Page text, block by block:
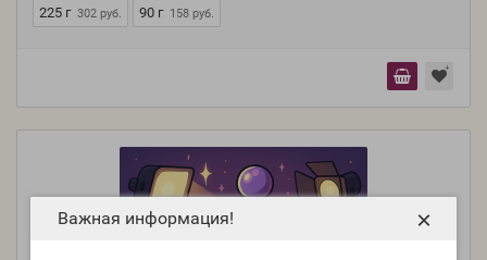
Важная информация! ×
225 г 302 руб. 90 г 158 руб.